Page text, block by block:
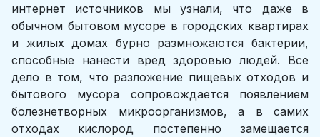
интернет источников мы узнали, что даже в
обычном бытовом мусоре в городских квартирах
и жилых домах бурно размножаются бактерии,
способные нанести вред здоровью людей. Все
дело в том, что разложение пищевых отходов и
бытового мусора сопровождается появлением
болезнетворных микроорганизмов, а в самих
отходах кислород постепенно замещается